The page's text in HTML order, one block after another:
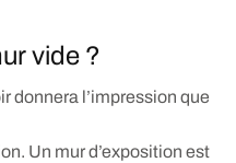
vide ?
donnera l’impression que
Un mur d’exposition est